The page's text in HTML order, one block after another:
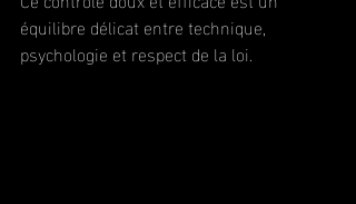
équilibre délicat entre technique,
psychologie et respect de la loi.